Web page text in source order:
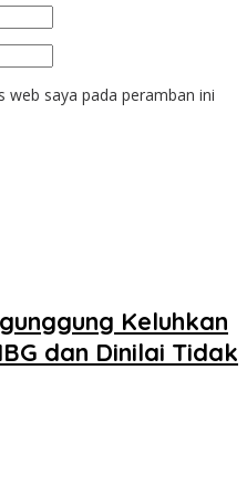
web saya pada peramban ini
Keluhkan
dan Dinilai Tidak